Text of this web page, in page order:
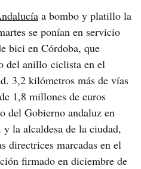
a bombo y platillo la
se ponían en servicio
bici en Córdoba, que
del anillo ciclista en el
3,2 kilómetros más de vías
1,8 millones de euros
del Gobierno andaluz en
la alcaldesa de la ciudad,
directrices marcadas en el
firmado en diciembre de